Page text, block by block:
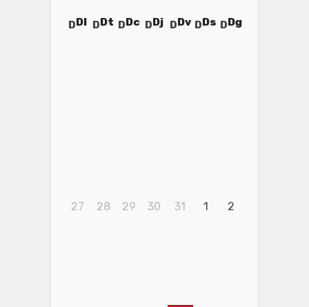
Dl Dt Dc Dj Dv Ds Dg
27 28 29 30 31 1 2